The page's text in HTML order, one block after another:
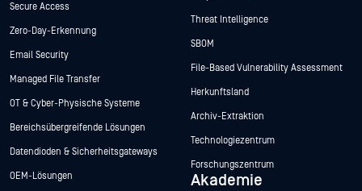
Secure Access
Zero-Day-Erkennung
Email Security
Managed File Transfer
OT & Cyber-Physische Systeme
Bereichsübergreifende Lösungen
Datendioden & Sicherheitsgateways
OEM-Lösungen
Threat Intelligence
SBOM
File-Based Vulnerability Assessment
Herkunftsland
Archiv-Extraktion
Technologiezentrum
Forschungszentrum
Akademie